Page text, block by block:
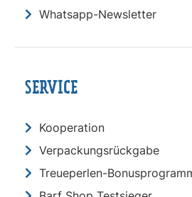
Whatsapp-Newsletter
SERVICE
Kooperation
Verpackungsrückgabe
Treueperlen-